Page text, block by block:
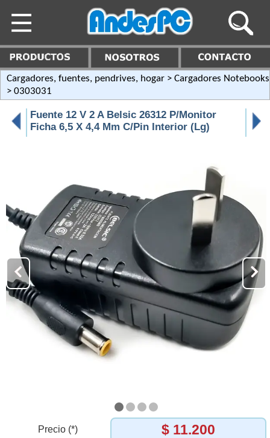
Cargadores, fuentes, pendrives, hogar > Cargadores Notebooks
> 0303031
Fuente 12 V 2 A Belsic 26312 P/Monitor
Ficha 6,5 X 4,4 Mm C/Pin Interior (Lg)
Precio (*) $ 11.200